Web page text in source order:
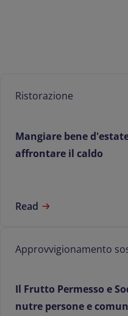
Ristorazione
Mangiare bene
affrontare il caldo
Read
Approvvigionamento
Il Frutto Permesso e
nutre persone e